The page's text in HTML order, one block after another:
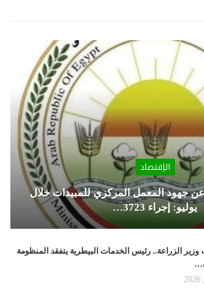
الإقتصاد
جهود المعمل المركزي للمبيدات خلال
يوليو: إجراء 3723…
وزير الزراعة.. رئيس الخدمات البيطرية يتفقد المنظومة